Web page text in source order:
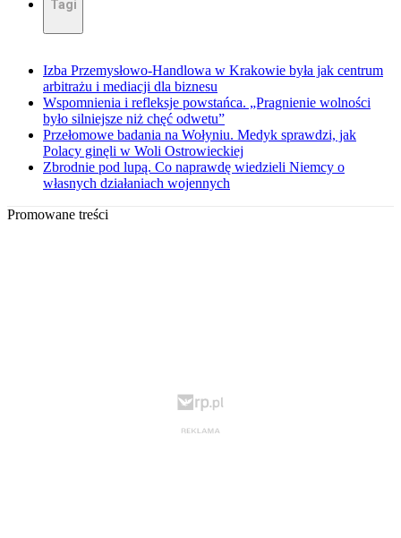
Tagi
Izba Przemysłowo-Handlowa w Krakowie była jak centrum
arbitrażu i mediacji dla biznesu
Wspomnienia i refleksje powstańca. „Pragnienie wolności
było silniejsze niż chęć odwetu”
Przełomowe badania na Wołyniu. Medyk sprawdzi, jak
Polacy ginęli w Woli Ostrowieckiej
Zbrodnie pod lupą. Co naprawdę wiedzieli Niemcy o
własnych działaniach wojennych
Promowane treści